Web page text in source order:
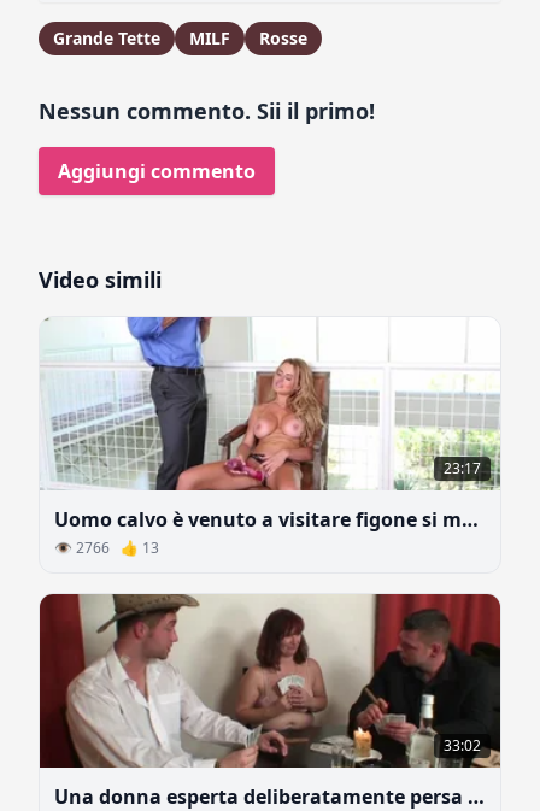
Grande Tette MILF Rosse
Nessun commento. Sii il primo!
Aggiungi commento
Video simili
23:17
Uomo calvo è venuto a visitare figone si masturba
👁 2766 👍 13
33:02
Una donna esperta deliberatamente persa a carte a due ragazzi per fare sesso